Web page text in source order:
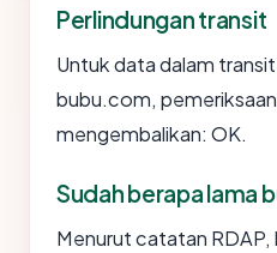
Perlindungan transit
Untuk data dalam
bubu.com,
mengembalikan: OK.
Sudah berapa lama
Menurut catatan